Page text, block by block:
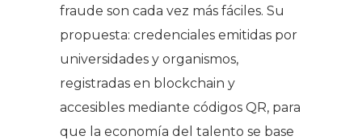
fraude son cada vez más fáciles. Su
propuesta: credenciales emitidas por
universidades y organismos,
registradas en blockchain y
accesibles mediante códigos QR, para
que la economía del talento se base